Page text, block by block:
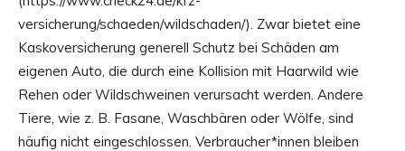
versicherung/schaeden/wildschaden/). Zwar bietet eine
Kaskoversicherung generell Schutz bei Schäden am
eigenen Auto, die durch eine Kollision mit Haarwild wie
Rehen oder Wildschweinen verursacht werden. Andere
Tiere, wie z. B. Fasane, Waschbären oder Wölfe, sind
häufig nicht eingeschlossen. Verbraucher*innen bleiben